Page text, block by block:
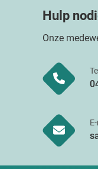
Hulp
Onze